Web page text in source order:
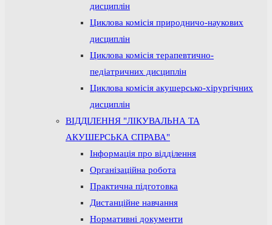
дисциплін
Циклова комісія природничо-наукових
дисциплін
Циклова комісія терапевтично-
педіатричних дисциплін
Циклова комісія акушерсько-хірургічних
дисциплін
ВІДДІЛЕННЯ "ЛІКУВАЛЬНА ТА
АКУШЕРСЬКА СПРАВА"
Інформація про відділення
Організаційна робота
Практична підготовка
Дистанційне навчання
Нормативні документи